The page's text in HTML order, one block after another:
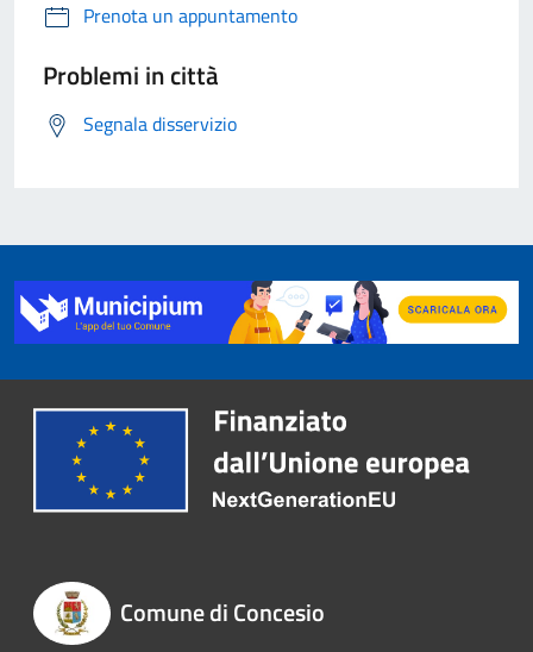
Prenota un appuntamento
Problemi in città
Segnala disservizio
Comune di Concesio